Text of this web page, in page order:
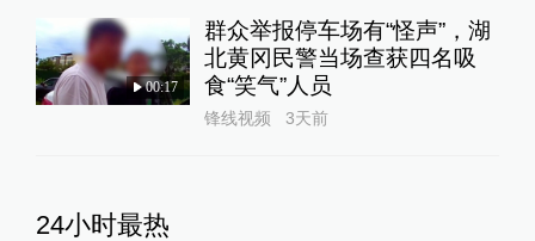
00:17
群众举报停车场有“怪声”，湖
北黄冈民警当场查获四名吸
食“笑气”人员
锋线视频 3天前
24小时最热